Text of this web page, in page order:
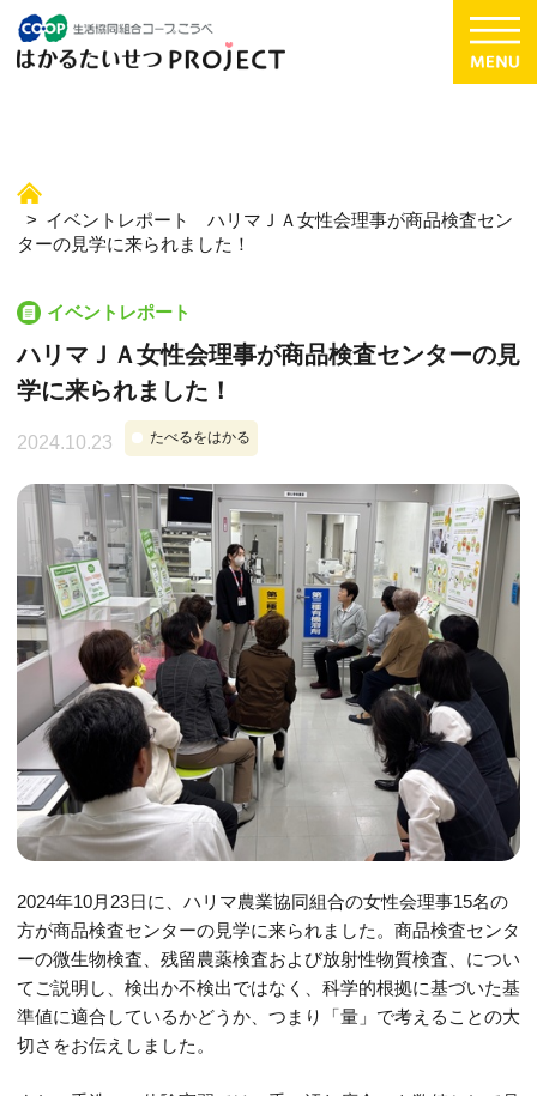
イベントレポート ハリマＪＡ女性会理事が商品検査セン
ターの見学に来られました！
イベントレポート
ハリマＪＡ女性会理事が商品検査センターの見
学に来られました！
2024.10.23 たべるをはかる
2024年10月 23日に、ハリマ農業協同組合の女性会理事15名の
方が商品検査センターの見学に来られました。商品検査センタ
ーの微生物検査、残留農薬検査および放射性物質検査、につい
てご説明し、検出か不検出ではなく、科学的根拠に基づいた基
準値に適合しているかどうか、つまり「量」で考えることの大
切さをお伝えしました。